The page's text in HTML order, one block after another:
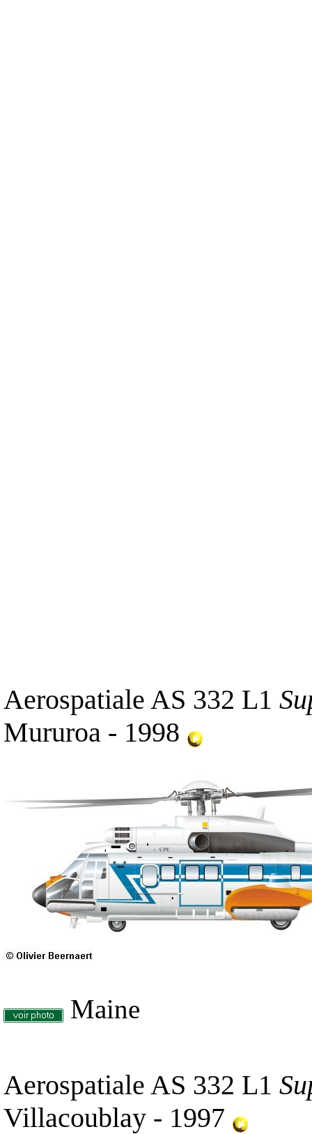
Aerospatiale AS 332 L1
Mururoa - 1998
Maine
Aerospatiale AS 332 L1
Villacoublay - 1997